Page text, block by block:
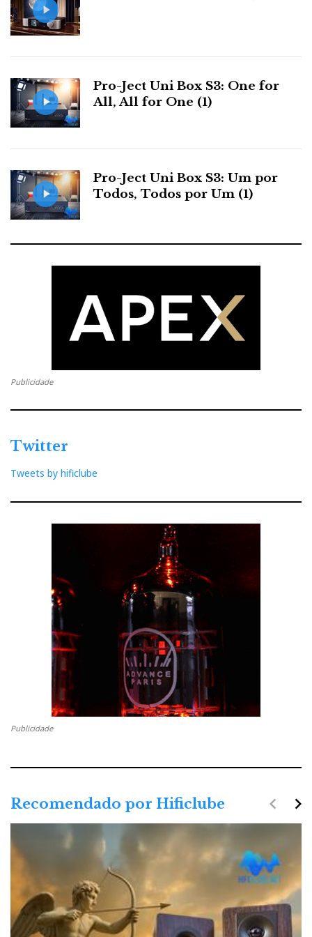
sabíamos, e ficou de novo provado, os tem no sítio, eu
sugiro também um par de monoblocos NuForce 9.
Porque esta tecnologia tem tido junto dos fabricantes
de amplificadores convencionais o efeito de um
NUNO VALENTE
muito exagerado. O Adriaanse disse que estava
acabado, que não tinha força para se aguentar no Porto
Nuno tem sido um valente, ali no lado esquerdo da
nossa defesa: um ligeiro empeno, um estalo ou um
risco de vez em quando, tal como o LP, ah!, mas
aquela musicalidade futebolística é inegável…
Pro-Ject Uni Box S3: One for
All, All for One (1)
Pro-Ject Uni Box S3: Um por
Todos, Todos por Um (1)
Publicidade
Twitter
Tweets by hificlube
Publicidade
Recomendado por Hificlube navigate_next
navigate_before